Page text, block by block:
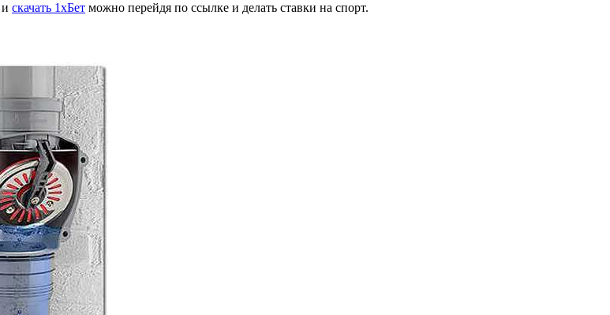
скачать 1хБет можно перейдя по ссылке и делать ставки на спорт.